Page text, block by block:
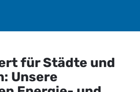
für Städte und
Unsere